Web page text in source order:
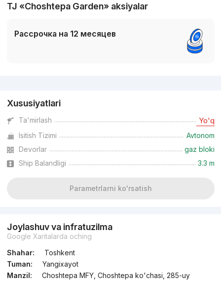
TJ «Choshtepa Garden» aksiyalar
Рассрочка на 12 месяцев
Xususiyatlari
Ta'mirlash Yo'q
Isitish Tizimi
Avtonom
Devorlar
gaz bloki
Ship Balandligi
3.3 m
Parametrlarni ko'rsatish
Joylashuv va infratuzilma
Google Xaritalarda oching
Shahar:
Toshkent
Tuman:
Yangixayot
Manzil:
Choshtepa MFY, Choshtepa ko'chasi, 285-uy